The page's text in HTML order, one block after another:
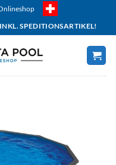
SPEDITIONSARTIKEL!